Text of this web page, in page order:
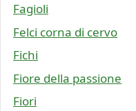
Fagioli
Felci corna di cervo
Fichi
Fiore della passione
Fiori